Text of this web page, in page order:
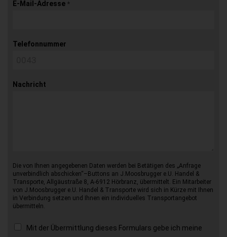
E-Mail-Adresse *
Telefonnummer
Nachricht
Die von Ihnen angegebenen Daten werden bei Betätigen des „Anfrage
unverbindlich abschicken“–Buttons an J.Moosbrugger e.U. Handel &
Transporte, Allgäustraße 8, A-6912 Hörbranz, übermittelt. Ein Mitarbeiter
von J.Moosbrugger e.U. Handel & Transporte wird sich in Kürze mit Ihnen
in Verbindung setzen und Ihnen ein individuelles Transportangebot
übermitteln.
Mit der Übermittlung dieses Formulars gebe ich meine